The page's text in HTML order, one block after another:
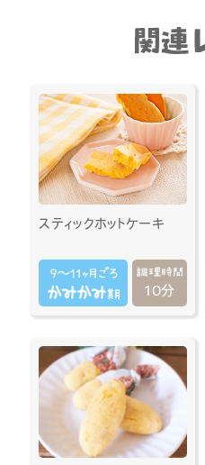
スティックホットケーキ
10分